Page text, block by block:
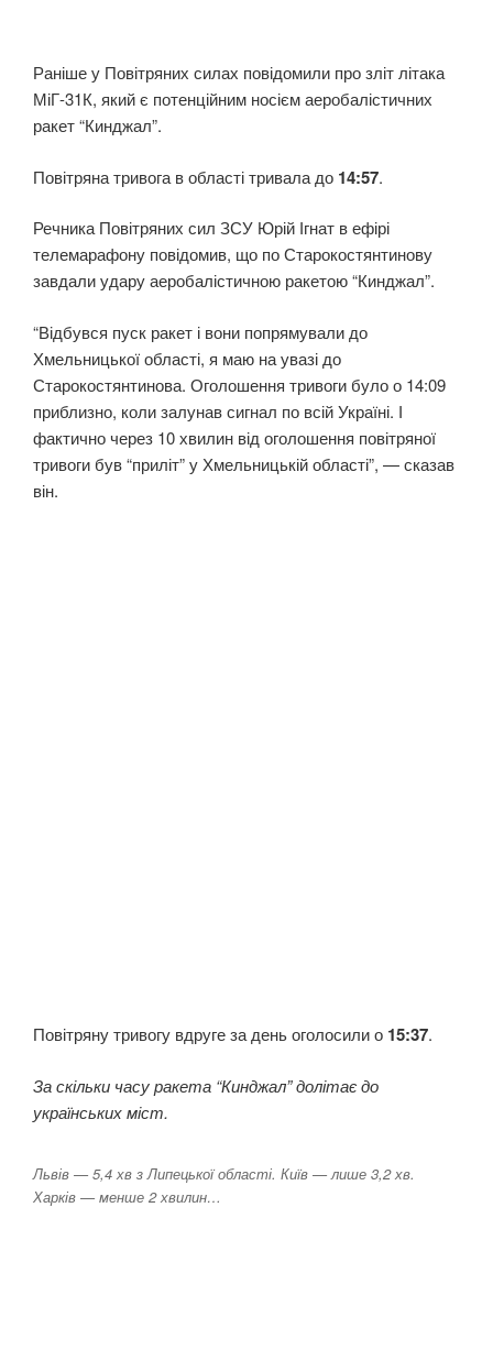
Раніше у Повітряних силах повідомили про зліт літака
МіГ-31К, який є потенційним носієм аеробалістичних
ракет “Кинджал”.
Повітряна тривога в області тривала до 14:57.
Речника Повітряних сил ЗСУ Юрій Ігнат в ефірі
телемарафону повідомив, що по Старокостянтинову
завдали удару аеробалістичною ракетою “Кинджал”.
“Відбувся пуск ракет і вони попрямували до
Хмельницької області, я маю на увазі до
Старокостянтинова. Оголошення тривоги було о 14:09
приблизно, коли залунав сигнал по всій Україні. І
фактично через 10 хвилин від оголошення повітряної
тривоги був “приліт” у Хмельницькій області”, — сказав
він.
Повітряну тривогу вдруге за день оголосили о 15:37.
За скільки часу ракета “Кинджал” долітає до
українських міст.
Львів — 5,4 хв з Липецької області. Київ — лише 3,2 хв.
Харків — менше 2 хвилин…